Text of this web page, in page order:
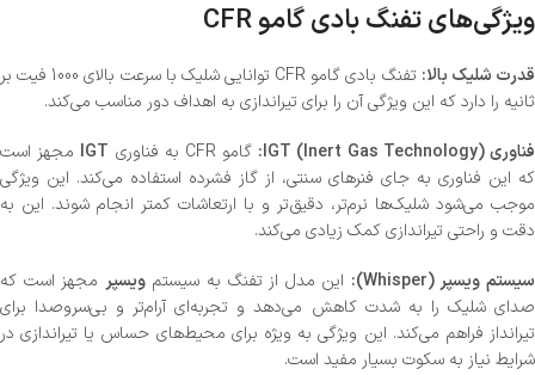
ویژگی‌های تفنگ بادی گامو CFR
قدرت شلیک بالا:
تفنگ بادی گامو CFR توانایی شلیک با سرعت بالای 1000 فیت بر
ثانیه را دارد که این ویژگی آن را برای تیراندازی به اهداف دور مناسب می‌کند.
فناوری IGT (Inert Gas Technology):
گامو CFR به فناوری IGT مجهز است
که این فناوری به جای فنرهای سنتی، از گاز فشرده استفاده می‌کند. این ویژگی
موجب می‌شود شلیک‌ها نرم‌تر، دقیق‌تر و با ارتعاشات کمتر انجام شوند. این به
دقت و راحتی تیراندازی کمک زیادی می‌کند.
سیستم ویسپر (Whisper):
این مدل از تفنگ به سیستمویسپر مجهز است که
صدای شلیک را به شدت کاهش می‌دهد و تجربه‌ای آرام‌تر و بی‌سروصدا برای
تیرانداز فراهم می‌کند. این ویژگی به ویژه برای محیط‌های حساس یا تیراندازی در
شرایط نیاز به سکوت بسیار مفید است.